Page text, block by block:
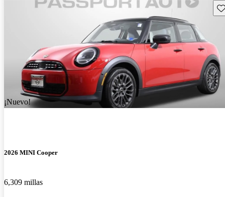
¡Nuevo!
2026 MINI Cooper
6,309 millas